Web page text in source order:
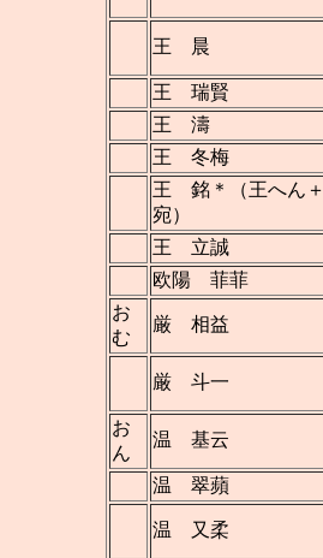
王 晨
王 瑞賢
王 濤
王 冬梅
王 銘＊（王へん＋
宛）
王 立誠
欧陽 菲菲
お
む
厳 相益
厳 斗一
お
ん
温 基云
温 翠蘋
温 又柔